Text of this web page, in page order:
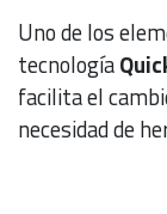
Uno de los
tecnología
facilita el
necesidad de